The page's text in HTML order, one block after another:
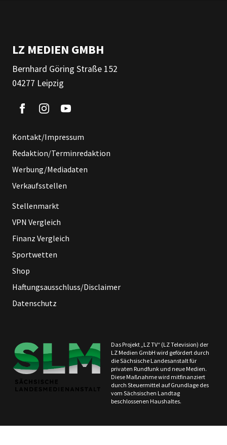
LZ MEDIEN GMBH
Bernhard Göring Straße 152
04277 Leipzig
Kontakt/Impressum
Redaktion/Terminredaktion
Werbung/Mediadaten
Verkaufsstellen
Stellenmarkt
VPN Vergleich
Finanz Vergleich
Sportwetten
Shop
Haftungsausschluss/Disclaimer
Datenschutz
Das Projekt „LZ TV“ (LZ Television) der
LZ Medien GmbH wird gefördert durch
die Sächsische Landesanstalt für
privaten Rundfunk und neue Medien.
Diese Maßnahme wird mitfinanziert
durch Steuermittel auf Grundlage des
vom Sächsischen Landtag
beschlossenen Haushaltes.